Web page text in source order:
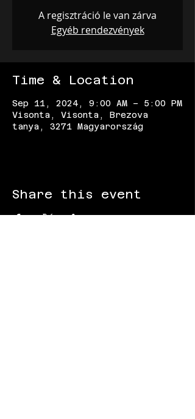
A regisztráció le van zárva
Egyéb rendezvények
Time & Location
Sep 11, 2024, 9:00 AM – 5:00 PM
Visonta, Visonta, Brezova
tanya, 3271 Magyarország
Share this event